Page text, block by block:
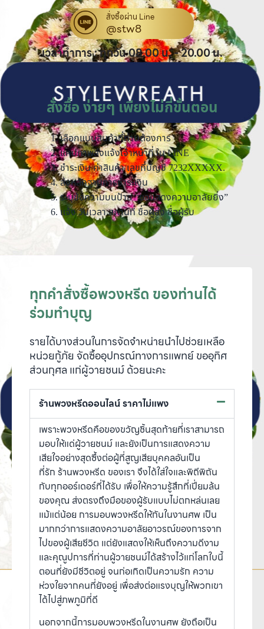
สั่งซื้อผ่าน Line
@stw8
เวลาทำการ : ทุกวัน 08.00 น. - 20.00 น.
สั่งซื้อ ง่ายๆ เพียงไม่กี่ขั้นตอน
เลือกแบบสินค้าที่ท่านต้องการ
แคปภาพส่งแจ้งเจ้าหน้าที่ ใน LINE
ชำระเงิน ค่าสินค้า เลขที่บัญชี 7232XXXXX.
ส่งหลักฐานการชำระเงิน
ระบุข้อความบนป้าย “ขอแสดงความอาลัยยิ่ง”
แจ้ง วันเวลา สถานที่ ชื่อผู้ส่ง ชื่อผู้รับ
ทุกคำสั่งซื้อพวงหรีด ของท่านได้
ร่วมทำบุญ
รายได้บางส่วนในการจัดจำหน่ายนำไปช่วยเหลือ
หน่วยกู้ภัย จัดซื้ออุปกรณ์ทางการแพทย์ ขออุทิศ
ส่วนกุศล แก่ผู้วายชนม์ ด้วยนะคะ
ร้านพวงหรีดออนไลน์ ราคาไม่แพง
เพราะพวงหรีดคือของขวัญชิ้นสุดท้ายที่เราสามารถ
มอบให้แด่ผู้วายชนม์ และยังเป็นการแสดงความ
เสียใจอย่างสุดซึ้งต่อผู้ที่สูญเสียบุคคลอันเป็น
ที่รัก ร้านพวงหรีด ของเรา จึงได้ใส่ใจและพิถีพิถัน
กับทุกออร์เดอร์ที่ได้รับ เพื่อให้ความรู้สึกที่เปี่ยมล้น
ของคุณ ส่งตรงถึงมือของผู้รับแบบไม่ตกหล่นเลย
แม้แต่น้อย การมอบพวงหรีดให้กันในงานศพ เป็น
มากกว่าการแสดงความอาลัยอาวรณ์ของการจาก
ไปของผู้เสียชีวิต แต่ยังแสดงให้เห็นถึงความดีงาม
และคุณูปการที่ท่านผู้วายชนม์ได้สร้างไว้แก่โลกใบนี้
ตอนที่ยังมีชีวิตอยู่ จนก่อเกิดเป็นความรัก ความ
ห่วงใยจากคนที่ยังอยู่ เพื่อส่งต่อแรงบุญให้พวกเขา
ได้ไปสู่ภพภูมิที่ดี
นอกจากนี้การมอบพวงหรีดในงานศพ ยังถือเป็น